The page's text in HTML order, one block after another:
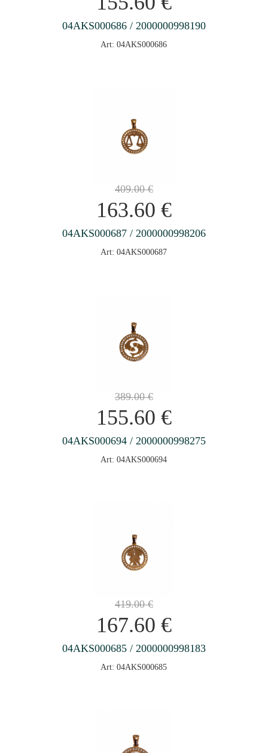
04AKS000686 / 2000000998190
Art: 04AKS000686
409.00€
163.60 €
04AKS000687 / 2000000998206
Art: 04AKS000687
389.00€
155.60 €
04AKS000694 / 2000000998275
Art: 04AKS000694
419.00€
167.60 €
04AKS000685 / 2000000998183
Art: 04AKS000685